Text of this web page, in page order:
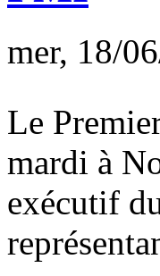
mer, 18/
Le
mardi à
exécutif